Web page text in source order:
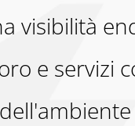
visibilità
e servizi